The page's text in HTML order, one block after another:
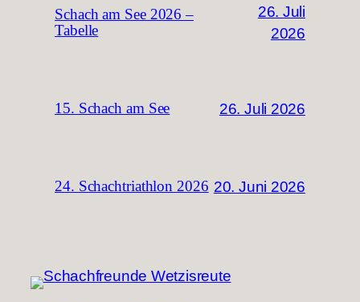
Schach am See 2026 –
Tabelle
26. Juli
2026
15. Schach am See 26. Juli 2026
24. Schachtriathlon 2026 20. Juni 2026